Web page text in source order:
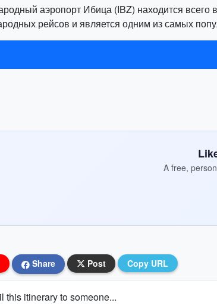
аэропорт Ибица (IBZ) находится всего
рейсов и является одним из самых
A free,
Share Post Copy URL
this itinerary to someone...